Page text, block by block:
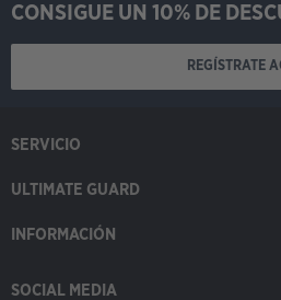
CONSIGUE UN 10% DE
REGÍSTRATE
SERVICIO
ULTIMATE GUARD
INFORMACIÓN
SOCIAL MEDIA